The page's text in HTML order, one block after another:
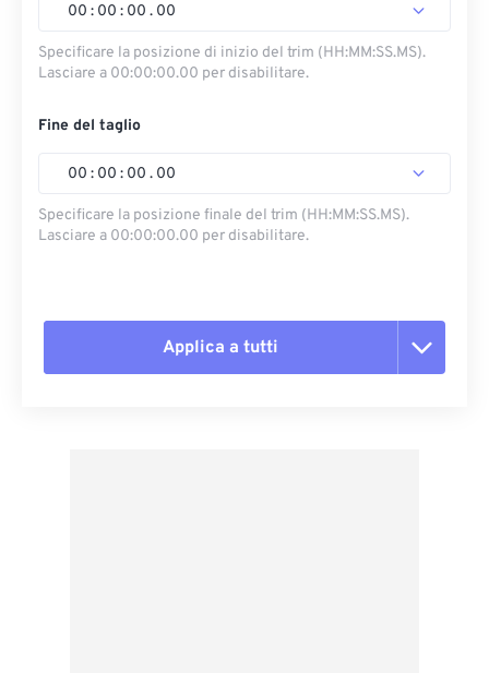
00 : 00 : 00 . 00
Specificare la posizione di inizio del trim (HH:MM:SS.MS).
Lasciare a 00:00:00.00 per disabilitare.
Fine del taglio
00 : 00 : 00 . 00
Specificare la posizione finale del trim (HH:MM:SS.MS).
Lasciare a 00:00:00.00 per disabilitare.
Applica a tutti